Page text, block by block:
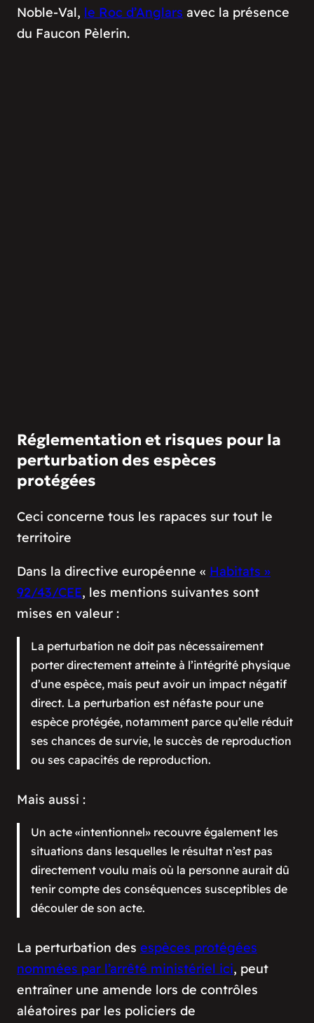
Noble-Val, le Roc d’Anglars avec la présence
du Faucon Pèlerin.
Réglementation et risques pour la
perturbation des espèces
protégées
Ceci concerne tous les rapaces sur tout le
territoire
Dans la directive européenne « Habitats »
92/43/CEE, les mentions suivantes sont
mises en valeur :
La perturbation ne doit pas nécessairement
porter directement atteinte à l’intégrité physique
d’une espèce, mais peut avoir un impact négatif
direct. La perturbation est néfaste pour une
espèce protégée, notamment parce qu’elle réduit
ses chances de survie, le succès de reproduction
ou ses capacités de reproduction.
Mais aussi :
Un acte «intentionnel» recouvre également les
situations dans lesquelles le résultat n’est pas
directement voulu mais où la personne aurait dû
tenir compte des conséquences susceptibles de
découler de son acte.
La perturbation des espèces protégées
nommées par l’arrêté ministériel ici, peut
entraîner une amende lors de contrôles
aléatoires par les policiers de